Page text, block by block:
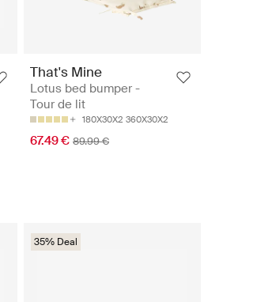
That's Mine
Lotus bed bumper -
Tour de lit
180X30X2 360X30X2
67.49 € 89.99 €
35% Deal